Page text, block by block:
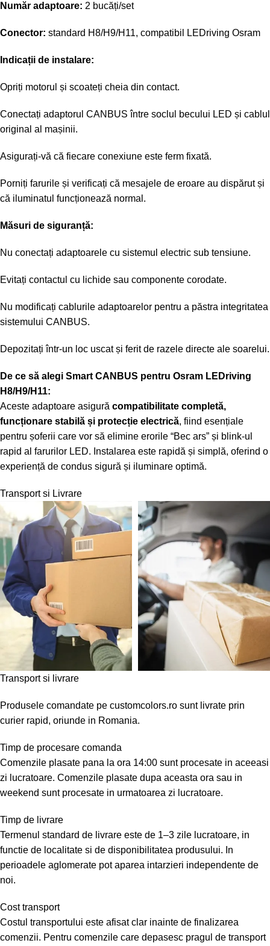
Număr adaptoare: 2 bucăți/set
Conector: standard H8/H9/H11, compatibil LEDriving Osram
Indicații de instalare:
Opriți motorul și scoateți cheia din contact.
Conectați adaptorul CANBUS între soclul becului LED și cablul
original al mașinii.
Asigurați-vă că fiecare conexiune este ferm fixată.
Porniți farurile și verificați că mesajele de eroare au dispărut și
că iluminatul funcționează normal.
Măsuri de siguranță:
Nu conectați adaptoarele cu sistemul electric sub tensiune.
Evitați contactul cu lichide sau componente corodate.
Nu modificați cablurile adaptoarelor pentru a păstra integritatea
sistemului CANBUS.
Depozitați într-un loc uscat și ferit de razele directe ale soarelui.
De ce să alegi Smart CANBUS pentru Osram LEDriving
H8/H9/H11:
Aceste adaptoare asigură compatibilitate completă,
funcționare stabilă și protecție electrică, fiind esențiale
pentru șoferii care vor să elimine erorile “Bec ars” și blink-ul
rapid al farurilor LED. Instalarea este rapidă și simplă, oferind o
experiență de condus sigură și iluminare optimă.
Transport si Livrare
Transport si livrare
Produsele comandate pe customcolors.ro sunt livrate prin
curier rapid, oriunde in Romania.
Timp de procesare comanda
Comenzile plasate pana la ora 14:00 sunt procesate in aceeasi
zi lucratoare. Comenzile plasate dupa aceasta ora sau in
weekend sunt procesate in urmatoarea zi lucratoare.
Timp de livrare
Termenul standard de livrare este de 1–3 zile lucratoare, in
functie de localitate si de disponibilitatea produsului. In
perioadele aglomerate pot aparea intarzieri independente de
noi.
Cost transport
Costul transportului este afisat clar inainte de finalizarea
comenzii. Pentru comenzile care depasesc pragul de transport